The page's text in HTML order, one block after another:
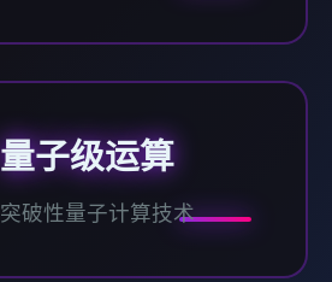
量子级运算
突破性量子计算技术